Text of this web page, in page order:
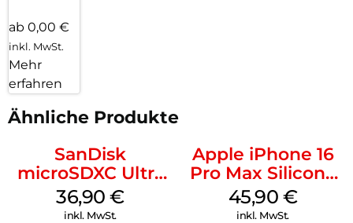
ab 0,00 €
inkl. MwSt.
Mehr
erfahren
Ähnliche Produkte
SanDisk
microSDXC Ultra
128 GB + Adapter
Mobile
36,90€
inkl. MwSt.
Apple iPhone 16
Pro Max Silicone
Case MagSafe
Ultramarine
45,90 €
inkl. MwSt.